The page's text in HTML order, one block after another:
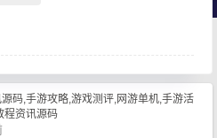
码,手游攻略,游戏测评,网游单机,手游活
程资讯源码